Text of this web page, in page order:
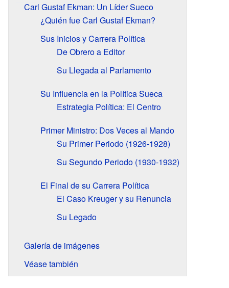
Carl Gustaf Ekman: Un Líder Sueco
¿Quién fue Carl Gustaf Ekman?
Sus Inicios y Carrera Política
De Obrero a Editor
Su Llegada al Parlamento
Su Influencia en la Política Sueca
Estrategia Política: El Centro
Primer Ministro: Dos Veces al Mando
Su Primer Periodo (1926-1928)
Su Segundo Periodo (1930-1932)
El Final de su Carrera Política
El Caso Kreuger y su Renuncia
Su Legado
Galería de imágenes
Véase también